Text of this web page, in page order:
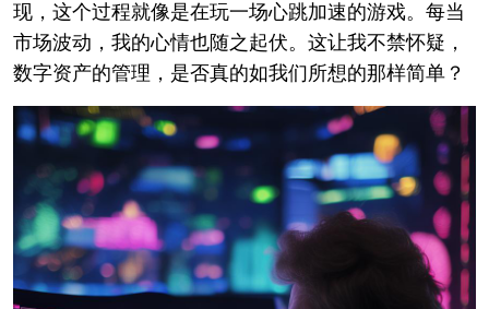
现，这个过程就像是在玩一场心跳加速的游戏。每当
市场波动，我的心情也随之起伏。这让我不禁怀疑，
数字资产的管理，是否真的如我们所想的那样简单？